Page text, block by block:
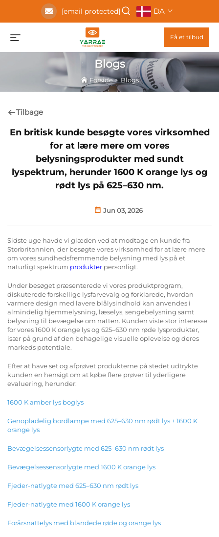
[email protected] DA
Få et tilbud
Blogs
Forside>Blogs
Tilbage
En britisk kunde besøgte vores virksomhed
for at lære mere om vores
belysningsprodukter med sundt
lyspektrum, herunder 1600 K orange lys og
rødt lys på 625–630 nm.
Jun 03, 2026
Sidste uge havde vi glæden ved at modtage en kunde fra
Storbritannien, der besøgte vores virksomhed for at lære mere
om vores sundhedsfremmende belysning med lys på et
naturligt spektrum produkter personligt.
Under besøget præsenterede vi vores produktprogram,
diskuterede forskellige lysfarvevalg og forklarede, hvordan
varmere design med lavere blålysindhold kan anvendes i
almindelig hjemmelysning, læselys, sengebelysning samt
belysning til bevægelse om natten. Kunden viste stor interesse
for vores 1600 K orange lys og 625–630 nm røde lysprodukter,
især på grund af den behagelige visuelle oplevelse og deres
markeds potentiale.
Efter at have set og afprøvet produkterne på stedet udtrykte
kunden en hensigt om at købe flere prøver til yderligere
evaluering, herunder:
1600 K amber lys boglys
Genopladelig bordlampe med 625–630 nm rødt lys + 1600 K
orange lys
Bevægelsessensorlygte med 625–630 nm rødt lys
Bevægelsessensorlygte med 1600 K orange lys
Fjeder-natlygte med 625–630 nm rødt lys
Fjeder-natlygte med 1600 K orange lys
Forårsnattelys med blandede røde og orange lys